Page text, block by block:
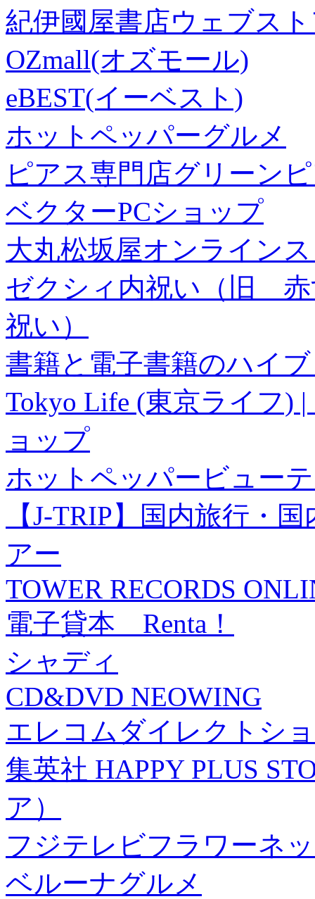
紀伊國屋書店ウェブス
OZmall(オズモール)
eBEST(イーベスト)
ホットペッパーグルメ
ピアス専門店グリーン
ベクターPCショップ
大丸松坂屋オンライン
ゼクシィ内祝い（旧 赤
祝い）
書籍と電子書籍のハイ
Tokyo Life (東京ライフ)
ョップ
ホットペッパービュー
【J-TRIP】国内旅行・
アー
TOWER RECORDS
電子貸本 Renta！
シャディ
CD&DVD NEOWING
エレコムダイレクトシ
集英社 HAPPY PLUS
ア）
フジテレビフラワーネ
ベルーナグルメ